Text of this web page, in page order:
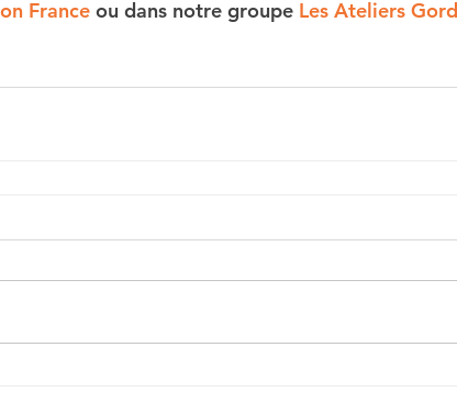
France ou dans notre groupe Les Ateliers